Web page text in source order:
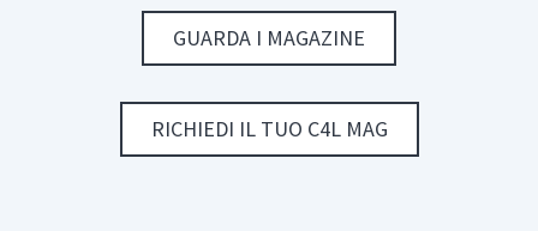
GUARDA I MAGAZINE
RICHIEDI IL TUO C4L MAG